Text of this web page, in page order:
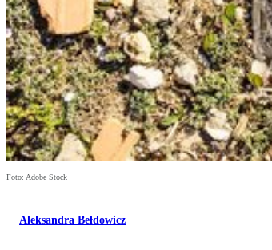
Foto: Adobe Stock
Aleksandra Bełdowicz